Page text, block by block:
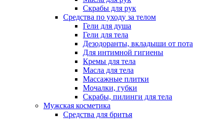
Скрабы для рук
Средства по уходу за телом
Гели для душа
Гели для тела
Дезодоранты, вкладыши от пота
Для интимной гигиены
Кремы для тела
Масла для тела
Массажные плитки
Мочалки, губки
Скрабы, пилинги для тела
Мужская косметика
Средства для бритья